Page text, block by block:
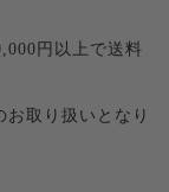
円以上で送料
取り扱いとなり